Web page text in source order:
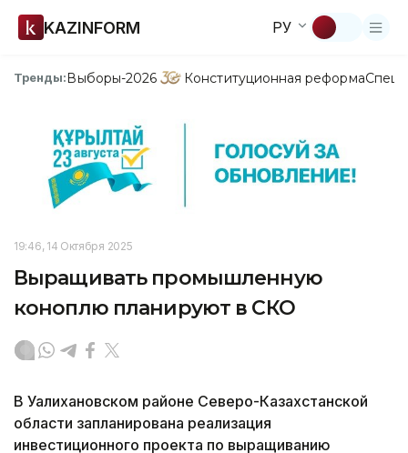
KAZINFORM РУ
Тренды:Выборы-2026 Конституционная реформа
19:46, 14 Октября 2025
Выращивать промышленную
коноплю планируют в СКО
В Уалихановском районе Северо-Казахстанской
области запланирована реализация
инвестиционного проекта по выращиванию